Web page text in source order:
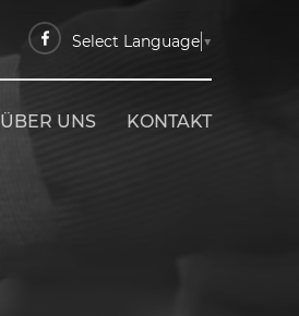
Select Language ▼
ÜBER UNS KONTAKT